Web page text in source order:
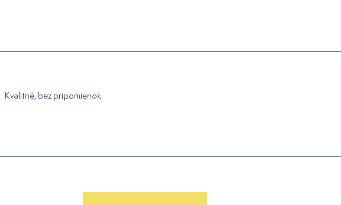
Kvalitné, bez pripomienok